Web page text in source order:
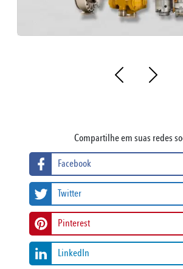
Compartilhe em suas redes
Facebook
Twitter
Pinterest
LinkedIn